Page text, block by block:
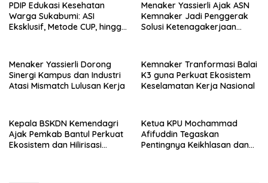
PDIP Edukasi Kesehatan
Warga Sukabumi: ASI
Eksklusif, Metode CUP, hingga
Menaker Yassierli Ajak ASN
Kemnaker Jadi Penggerak
Solusi Ketenagakerjaan
Menaker Yassierli Dorong
Sinergi Kampus dan Industri
Atasi Mismatch Lulusan Kerja
Kemnaker Tranformasi Balai
K3 guna Perkuat Ekosistem
Keselamatan Kerja Nasional
Kepala BSKDN Kemendagri
Ajak Pemkab Bantul Perkuat
Ekosistem dan Hilirisasi
Ketua KPU Mochammad
Afifuddin Tegaskan
Pentingnya Keikhlasan dan